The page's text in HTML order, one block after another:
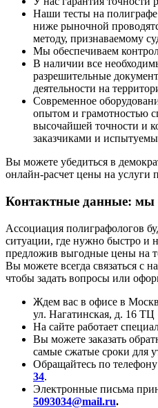
Наши тесты на
ниже рыночной
методу, признаваемому
Мы обеспечиваем
В наличии все
разрешительные
деятельности на
Современное
опытом и грамотностью
высочайшей точности и
заказчиками и
Вы можете убедиться в
онлайн-расчет цены на услуги
Контактные данные: мы
Ассоциация полиграфологов
ситуации, где нужно быстро и
предложив выгодные цены на
Вы можете всегда связаться с
чтобы задать вопросы или
Ждем вас в офисе в
ул. Нагатинская, д. 16 ТЦ
На сайте работает
Вы можете заказать
самые сжатые сроки для
Обращайтесь по
34.
Электронные письма
5093034@mail.ru.